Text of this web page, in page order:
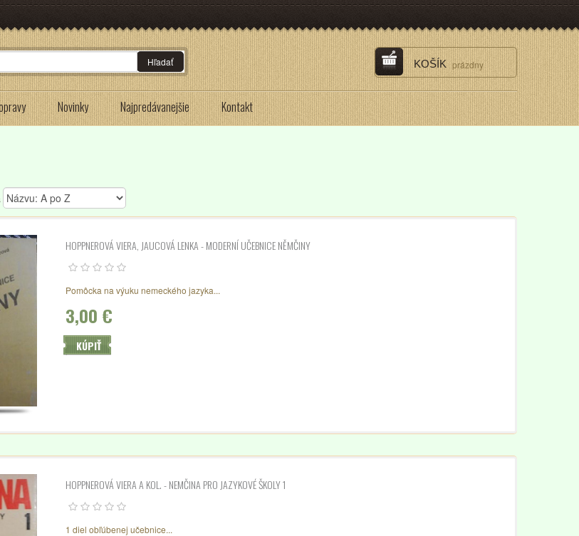
Hľadať KOŠÍK prázdny
Novinky Najpredávanejšie Kontakt
HOPPNEROVÁ VIERA, JAUCOVÁ LENKA - MODERNÍ UČEBNICE NĚMČINY
Pomôcka na výuku nemeckého jazyka...
3,00 €
KÚPIŤ
HOPPNEROVÁ VIERA A KOL. - NEMČINA PRO JAZYKOVÉ ŠKOLY 1
1 diel obľúbenej učebnice...